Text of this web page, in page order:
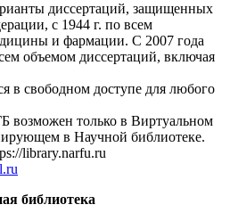
диссертаций, защищенных
с 1944 г. по всем
и фармации. С 2007 года
объемом диссертаций, включая
в свободном доступе для любого
возможен только в Виртуальном
в Научной библиотеке.
library.narfu.ru
библиотека